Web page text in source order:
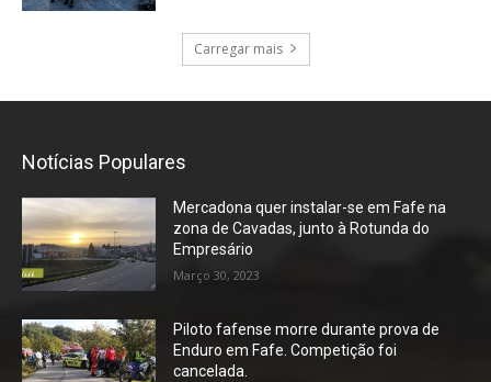
Carregar mais
Notícias Populares
Mercadona quer instalar-se em Fafe na
zona de Cavadas, junto à Rotunda do
Empresário
Março 30, 2023
Piloto fafense morre durante prova de
Enduro em Fafe. Competição foi
cancelada.